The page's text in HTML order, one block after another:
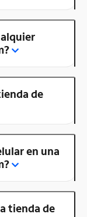
de
en una
tienda de